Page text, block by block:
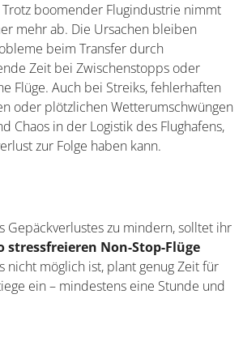
boomender Flugindustrie nimmt
mehr ab. Die Ursachen bleiben
beim Transfer durch
Zeit bei Zwischenstopps oder
Flüge. Auch bei Streiks, fehlerhaften
oder plötzlichen Wetterumschwüngen
Chaos in der Logistik des Flughafens,
zur Folge haben kann.
Gepäckverlustes zu mindern, solltet ihr
stressfreieren Non-Stop-Flüge
nicht möglich ist, plant genug Zeit für
ein – mindestens eine Stunde und